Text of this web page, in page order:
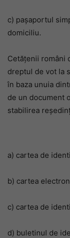
c) pașaportul
domiciliu.
Cetățenii români
dreptul de vot la
în baza unuia
de un document
stabilirea
a) cartea de
b) cartea
c) cartea de
d) buletinul de